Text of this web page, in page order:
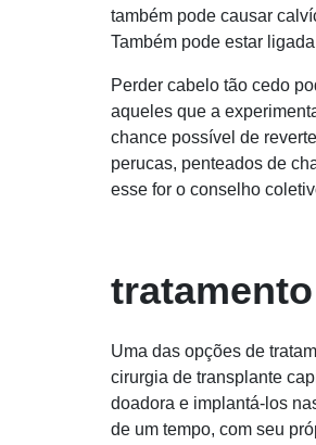
também pode causar
Também pode estar
Perder cabelo tão cedo
aqueles que a
chance possível de
perucas, penteados de
esse for o conselho
Uma das opções de
cirurgia de transplante
doadora e implantá-los
de um tempo, com seu